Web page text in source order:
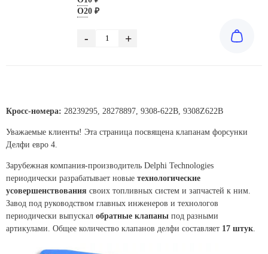
О20 ₽
- +
Кросс-номера: 28239295, 28278897, 9308-622B, 9308Z622B
Уважаемые клиенты! Эта страница посвящена клапанам форсунки
Делфи евро 4.
Зарубежная компания-производитель Delphi Technologies
периодически разрабатывает новые технологические
усовершенствования своих топливных систем и запчастей к ним.
Завод под руководством главных инженеров и технологов
периодически выпускал обратные клапаны под разными
артикулами. Общее количество клапанов делфи составляет 17 штук.